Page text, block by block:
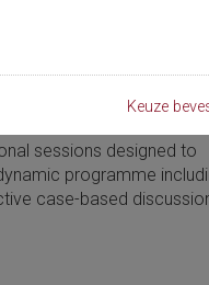
Keuze
and related
atmosphere.
in the field all
sessions designed to
programme
case-based